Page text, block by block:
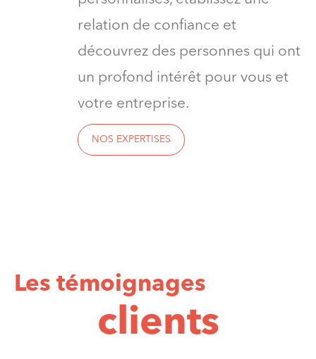
relation de confiance et
découvrez des personnes qui ont
un profond intérêt pour vous et
votre entreprise.
NOS EXPERTISES
Les témoignages
clients